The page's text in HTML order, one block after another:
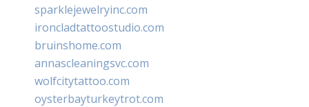
sparklejewelryinc.com
ironcladtattoostudio.com
bruinshome.com
annascleaningsvc.com
wolfcitytattoo.com
oysterbayturkeytrot.com